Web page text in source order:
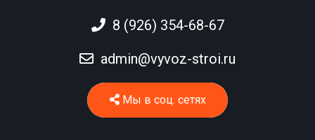
8 (926) 354-68-67
admin@vyvoz-stroi.ru
Мы в соц. сетях